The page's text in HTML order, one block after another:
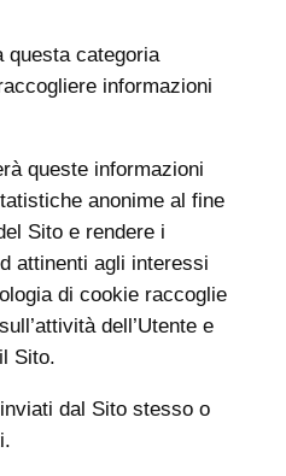
questa categoria
informazioni
queste informazioni
anonime al fine
Sito e rendere i
attinenti agli interessi
di cookie raccoglie
dell’Utente e
Sito.
dal Sito stesso o